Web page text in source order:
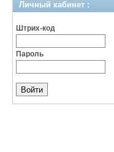
Личный кабинет :
Штрих-код
Пароль